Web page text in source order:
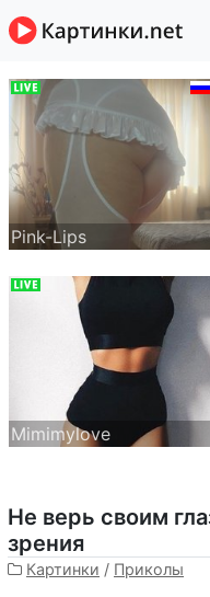
Pink-Lips
Mimimylove
Не верь своим
зрения
Картинки / Приколы